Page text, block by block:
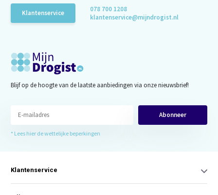
Klantenservice
078 700 1208
klantenservice@mijndrogist.nl
Blijf op de hoogte van de laatste aanbiedingen via onze nieuwsbrief!
Abonneer
* Lees hier de wettelijke beperkingen
Klantenservice